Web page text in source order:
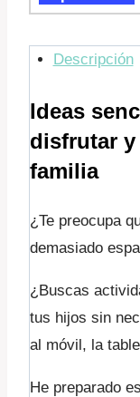
Descripción
Ideas
disfrutar y
familia
¿Te preocupa
demasiado
¿Buscas
tus hijos sin
al móvil, la
He preparado